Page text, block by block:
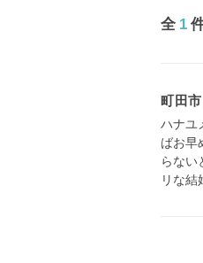
全 1
町田
ハナユ
ばお早
らない
リな結